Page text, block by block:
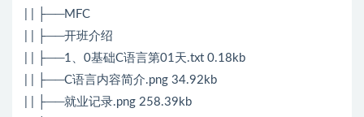
| | ├──MFC
| | ├──开班介绍
| | ├──1、0基础C语言第01天.txt 0.18kb
| | ├──C语言内容简介.png 34.92kb
| | ├──就业记录.png 258.39kb